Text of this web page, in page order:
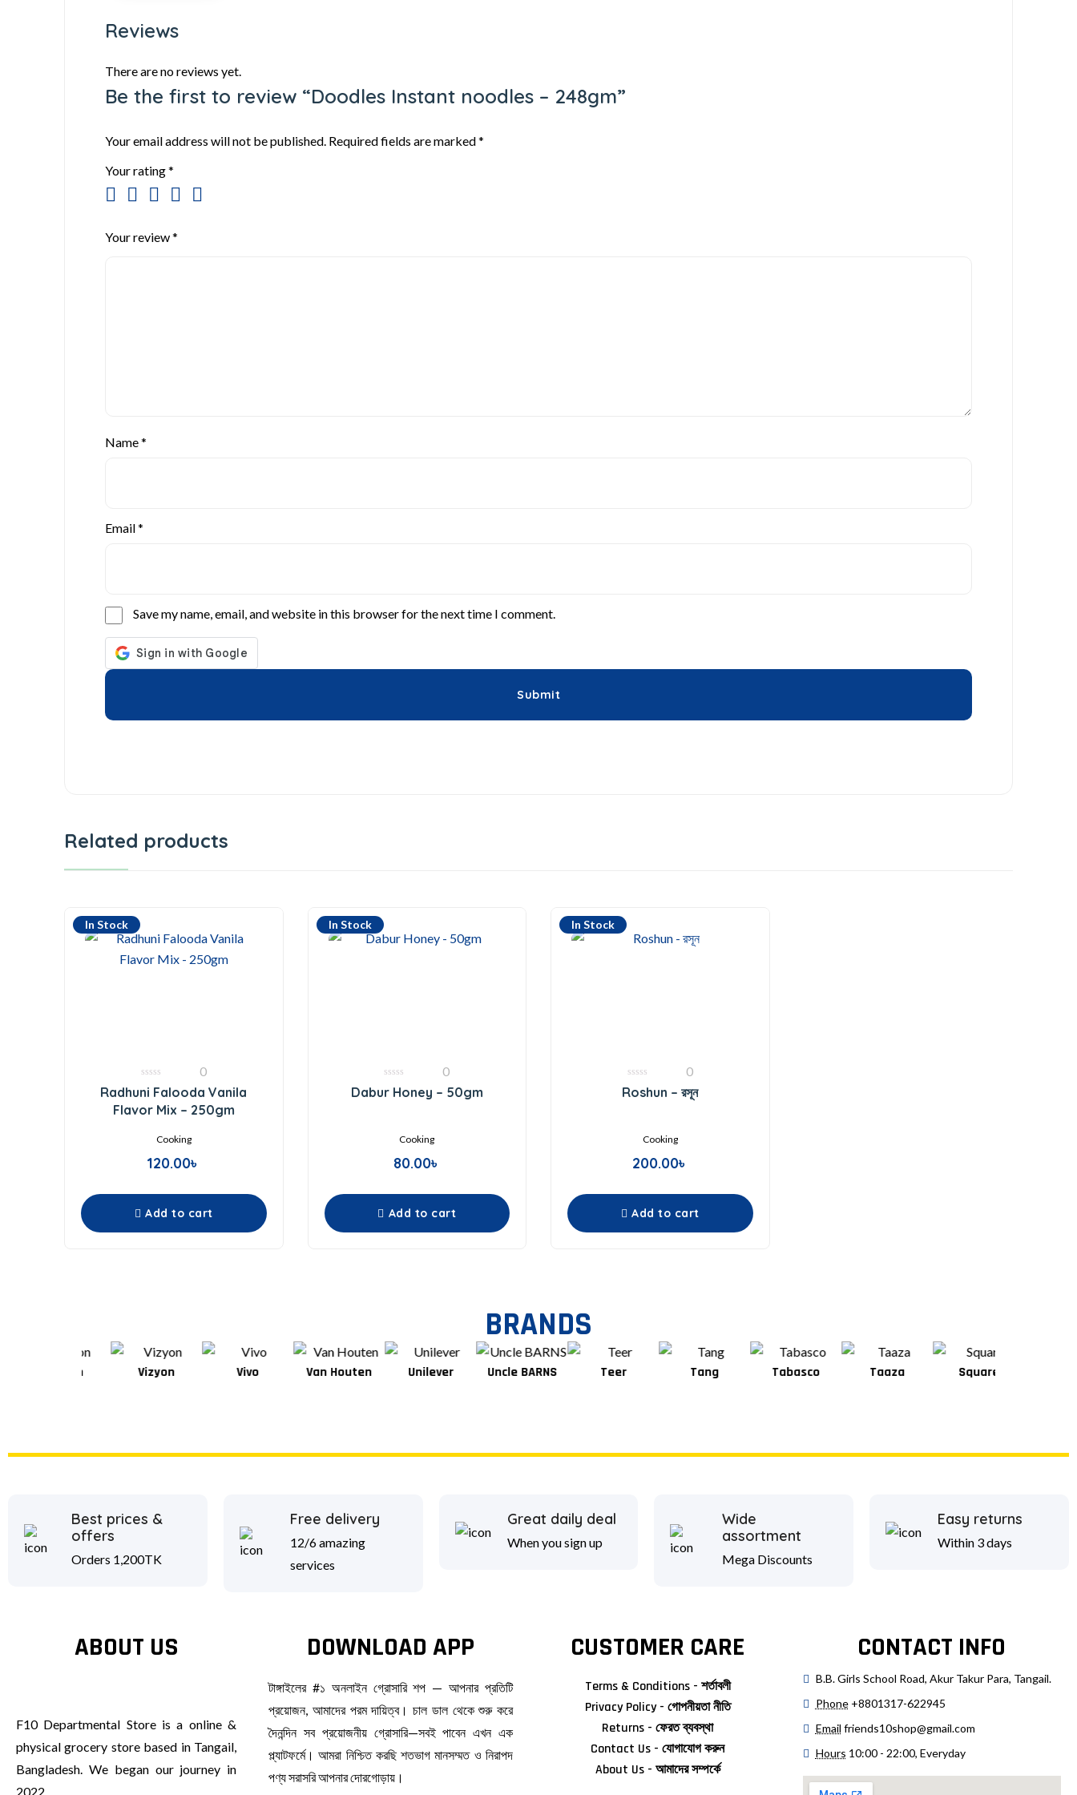
Reviews
There are no reviews yet.
Be the first to review “Doodles Instant noodles – 248gm”
Your email address will not be published. Required fields are marked*
Your rating*
Your review*
Name*
Email*
Save my name, email, and website in this browser for the next time I comment.
Related products
In Stock
out
of
5
0
Radhuni Falooda Vanila
Flavor Mix – 250gm
Cooking
120.00৳
Add to cart
In Stock
out
0
Dabur Honey – 50gm
Cooking
80.00৳
Add to cart
In Stock
0
out
0
Roshun – রসূন
Cooking
200.00৳
Add to cart
BRANDS
Vizyon Van Houten Unilever Uncle BARNS Tabasco Taaza Square
Best prices &
offers
Orders 1,200TK
Free delivery
12/6 amazing
services
Great daily deal
When you sign up
Wide
assortment
Mega Discounts
Easy returns
Within 3 days
ABOUT US
F10 Departmental Store is a online &
physical grocery store based in Tangail,
Bangladesh. We began our journey in
2022.
DOWNLOAD APP
টাঙ্গাইলের #১ অনলাইন গ্রোসারি শপ — আপনার প্রতিটি
প্রয়োজন, আমাদের পরম দায়িত্ব। চাল ডাল থেকে শুরু করে
দৈনন্দিন সব প্রয়োজনীয় গ্রোসারি—সবই পাবেন এখন এক
প্ল্যাটফর্মে। আমরা নিশ্চিত করছি শতভাগ মানসম্মত ও নিরাপদ
পণ্য সরাসরি আপনার দোরগোড়ায়।
CUSTOMER CARE
Terms & Conditions - শর্তাবলী
Privacy Policy - গোপনীয়তা নীতি
Returns - ফেরত ব্যবস্থা
Contact Us - যোগাযোগ করুন
About Us - আমাদের সম্পর্কে
CONTACT INFO
B.B. Girls School Road, Akur Takur Para, Tangail.
Phone +8801317-622945
Email friends10shop@gmail.com
Hours 10:00 - 22:00, Everyday